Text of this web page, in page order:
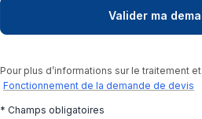
Pour plus d’informations sur le traitement
Fonctionnement de la demande de devis
* Champs obligatoires